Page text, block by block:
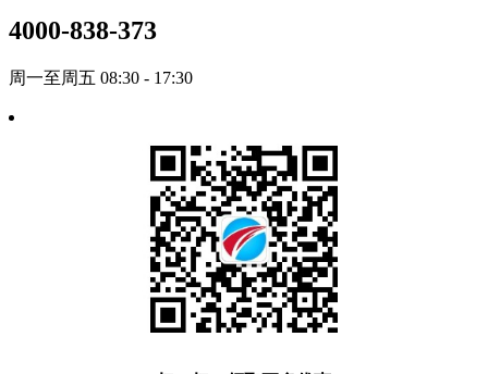
4000-838-373
周一至周五 08:30 - 17:30